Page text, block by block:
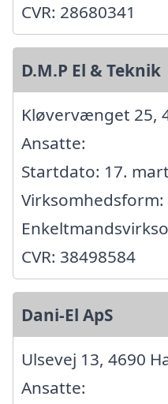
CVR: 28680341
D.M.P El & Teknik
Kløvervænget 25,
Ansatte:
Startdato: 17.
Virksomhedsform:
CVR: 38498584
Dani-El ApS
Ulsevej 13, 4690
Ansatte: